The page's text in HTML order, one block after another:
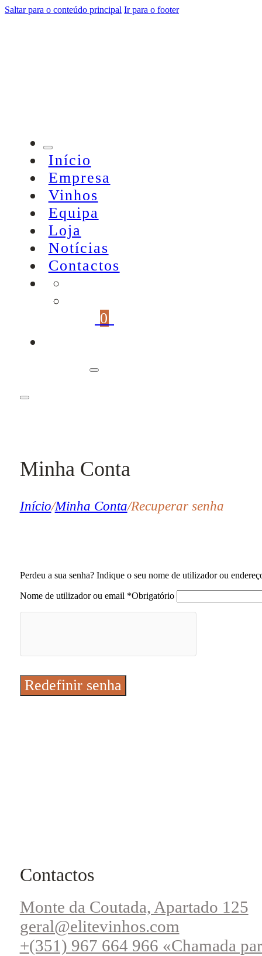
Saltar para o conteúdo principal Ir para o footer
Início
Empresa
Vinhos
Equipa
Loja
Notícias
Contactos
0
Minha Conta
Início/Minha Conta/Recuperar senha
Perdeu a sua senha? Indique o seu nome de utilizador ou
Nome de utilizador ou email *Obrigatório
Redefinir senha
Contactos
Monte da Coutada, Apartado 125
geral@elitevinhos.com
+(351) 967 664 966 «Chamada